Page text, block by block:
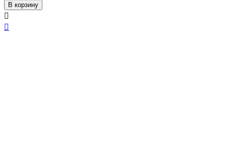
В корзину

